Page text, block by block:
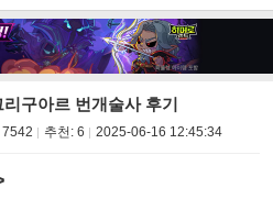
on/off
쓰
구아르 번개술사 후기
7542 추천: 6 2025-06-16 12:45:34